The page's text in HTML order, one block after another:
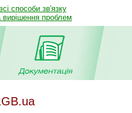
способи зв'язку
вирішення проблем